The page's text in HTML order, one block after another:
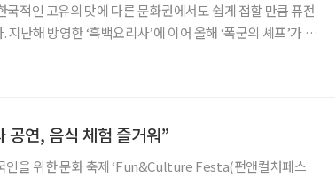
적인 고유의 맛에 다른 문화권에서도 쉽게 접할 만큼 퓨전
난해 방영한 ‘흑백요리사’에 이어 올해 ‘폭군의 셰프’가 만
공연, 음식 체험 즐거워”
인을 위한 문화 축제 ‘Fun&Culture Festa(펀앤컬처페스